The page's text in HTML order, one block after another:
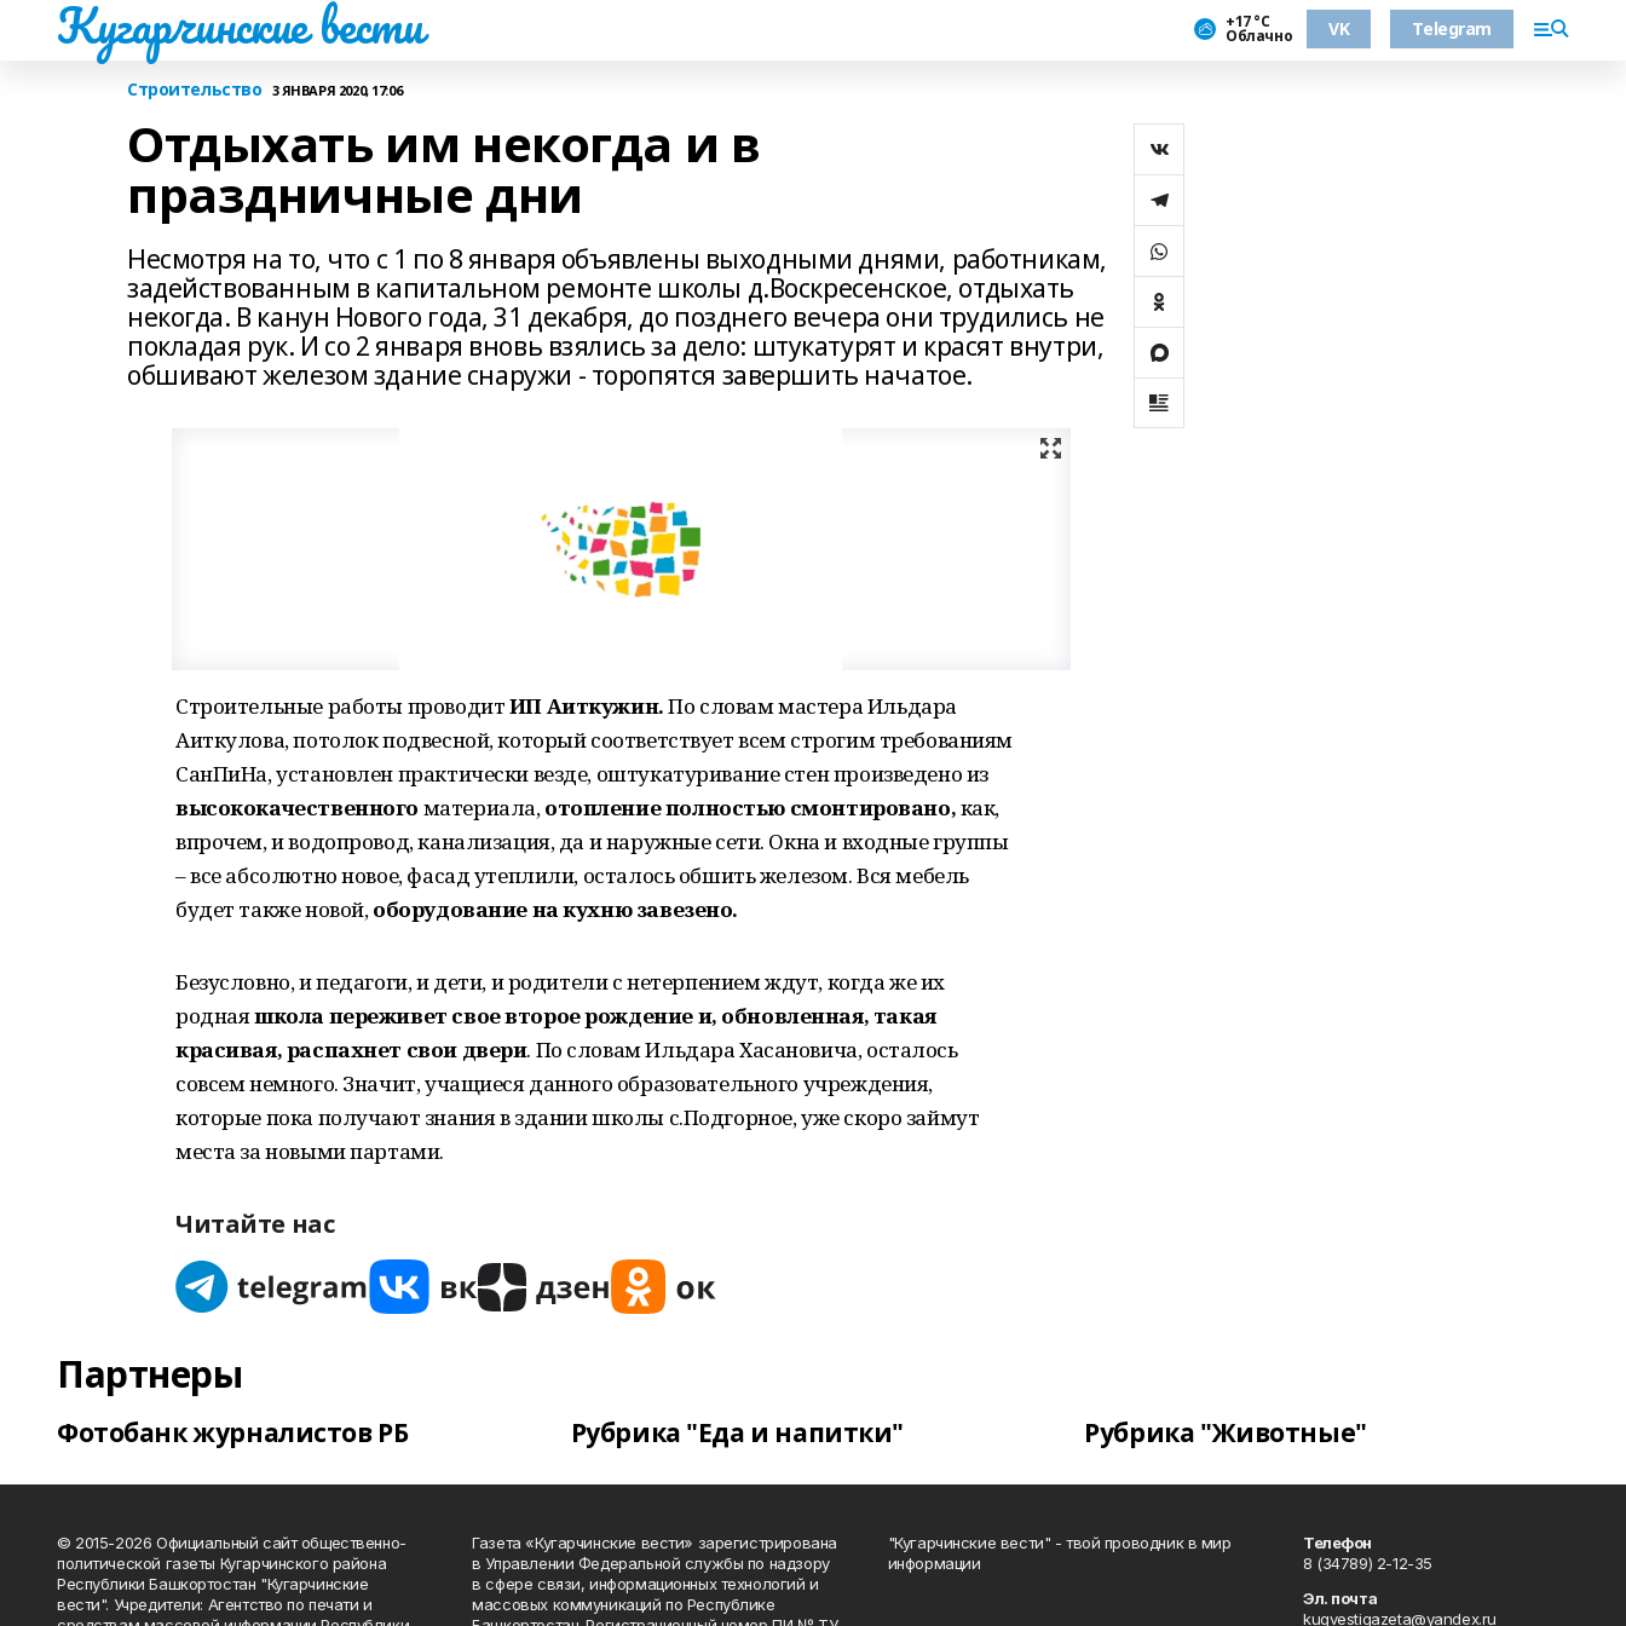
Кугарчинские вести +17 °С
Облачно VK Telegram
Строительство 3 ЯНВАРЯ 2020, 17:06
Отдыхать им некогда и в
праздничные дни
Несмотря на то, что с 1 по 8 января объявлены выходными днями, работникам,
задействованным в капитальном ремонте школы д.Воскресенское, отдыхать
некогда. В канун Нового года, 31 декабря, до позднего вечера они трудились не
покладая рук. И со 2 января вновь взялись за дело: штукатурят и красят внутри,
обшивают железом здание снаружи - торопятся завершить начатое.
Строительные работы проводитИП Аиткужин.По словам мастера Ильдара
Аиткулова, потолок подвесной, который соответствует всем строгим требованиям
СанПиНа, установлен практически везде, оштукатуривание стен произведено из
высококачественного материала,отопление полностью смонтировано,как,
впрочем, и водопровод, канализация, да и наружные сети. Окна и входные группы
– все абсолютно новое, фасад утеплили, осталось обшить железом. Вся мебель
будет также новой,оборудование на кухню завезено.
Безусловно, и педагоги, и дети, и родители с нетерпением ждут, когда же их
роднаяшкола переживет свое второе рождение и, обновленная, такая
красивая, распахнет свои двери. По словам Ильдара Хасановича, осталось
совсем немного. Значит, учащиеся данного образовательного учреждения,
которые пока получают знания в здании школы с.Подгорное, уже скоро займут
места за новыми партами.
Читайте нас
Партнеры
Фотобанк журналистов РБ Рубрика "Еда и напитки" Рубрика "Животные"
© 2015-2026 Официальный сайт общественно-
политической газеты Кугарчинского района
Республики Башкортостан "Кугарчинские
вести". Учредители: Агентство по печати и
Газета «Кугарчинские вести» зарегистрирована
в Управлении Федеральной службы по надзору
в сфере связи, информационных технологий и
массовых коммуникаций по Республике
"Кугарчинские вести" - твой проводник в мир
информации
Телефон
8 (34789) 2-12-35
Эл. почта
kugvestigazeta@yandex.ru